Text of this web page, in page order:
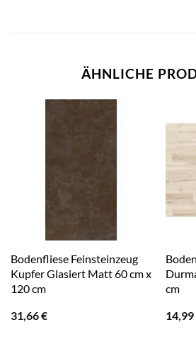
ÄHNLICHE
Bodenfliese Feinsteinzeug
Kupfer Glasiert Matt 60 cm x
120 cm
31,66€
cm
14,99